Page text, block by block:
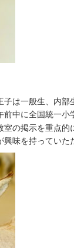
は一般生、内
中に全国統一
室の掲示を重点的
味を持っていた